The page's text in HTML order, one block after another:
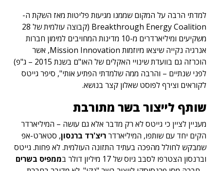
למדתי הרבה על המקום שממנו מגיעות פליטות מאז השקת ה-
Breakthrough Energy Coalition (קבוצה עולמית של 28
משקיעים ומיליארדרים מ-10 מדינות המחויבים למימון חברות
אנרגיה נקייה שיצאו מיוזמות Mission Innovation, אשר
הוכרזה גם בוועדת שינויי האקלים של האו"ם בשנת 2015 – ג"פ)
לפני שנתיים – והרבה ממה שלמדתי הפתיע אותי", סיפר גייטס
לקוראים וצירף לפוסט שאלון קצר בנושא.
שותף לייצור בשר מתורבת
מעניין לציין כי גייטס לא רק מדבר אלא גם עושה – המיליארדר
הקים יחד עם שותפו, המיליארדרריצ'רד ברנסון, סטארט-אפ
שמבקש לחולל מהפכה בעתיד התזונה העולמית. לא פחות. גייטס
וברנסון הצטרפו לסבב גיוס של 17 מיליון דולר ב
ממפיס בשרים